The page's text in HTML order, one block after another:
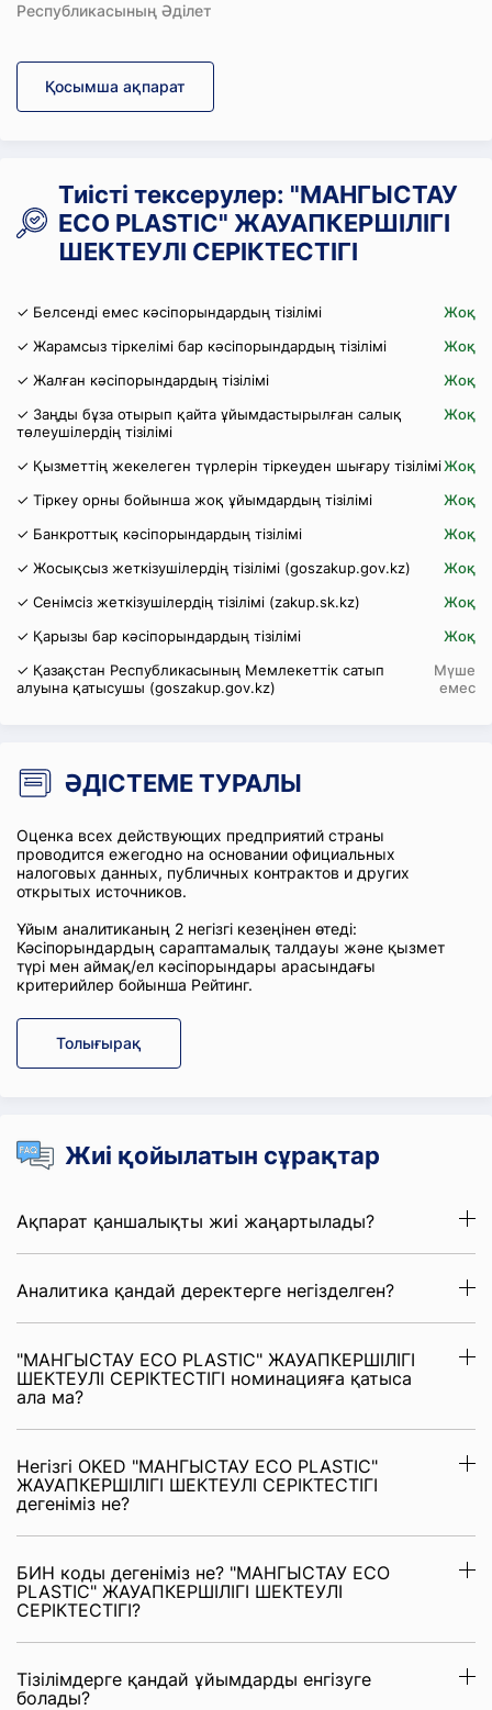
Республикасының Әділет
Қосымша ақпарат
Тиісті тексерулер: "МАНГЫСТАУ
ECO PLASTIC" ЖАУАПКЕРШІЛІГІ
ШЕКТЕУЛІ СЕРІКТЕСТІГІ
✓ Белсенді емес кәсіпорындардың тізілімі
Жоқ
✓ Жарамсыз тіркелімі бар кәсіпорындардың тізілімі
Жоқ
✓ Жалған кәсіпорындардың тізілімі
Жоқ
✓ Заңды бұза отырып қайта ұйымдастырылған салық
төлеушілердің тізілімі
Жоқ
✓ Қызметтің жекелеген түрлерін тіркеуден шығару тізіліміЖоқ
✓ Тіркеу орны бойынша жоқ ұйымдардың тізілімі
Жоқ
✓ Банкроттық кәсіпорындардың тізілімі
Жоқ
✓ Жосықсыз жеткізушілердің тізілімі (goszakup.gov.kz)
Жоқ
✓ Сенімсіз жеткізушілердің тізілімі (zakup.sk.kz)
Жоқ
✓ Қарызы бар кәсіпорындардың тізілімі
Жоқ
✓ Қазақстан Республикасының Мемлекеттік сатып
алуына қатысушы (goszakup.gov.kz)
Мүше
емес
ӘДІСТЕМЕ ТУРАЛЫ
Оценка всех действующих предприятий страны
проводится ежегодно на основании официальных
налоговых данных, публичных контрактов и других
открытых источников.
Ұйым аналитиканың 2 негізгі кезеңінен өтеді:
Кәсіпорындардың сараптамалық талдауы және қызмет
түрі мен аймақ/ел кәсіпорындары арасындағы
критерийлер бойынша Рейтинг.
Толығырақ
Жиі қойылатын сұрақтар
Ақпарат қаншалықты жиі жаңартылады?
Аналитика қандай деректерге негізделген?
"МАНГЫСТАУ ECO PLASTIC" ЖАУАПКЕРШІЛІГІ
ШЕКТЕУЛІ СЕРІКТЕСТІГІ номинацияға қатыса
ала ма?
Негізгі OKED "МАНГЫСТАУ ECO PLASTIC"
ЖАУАПКЕРШІЛІГІ ШЕКТЕУЛІ СЕРІКТЕСТІГІ
дегеніміз не?
БИН коды дегеніміз не? "МАНГЫСТАУ ECO
PLASTIC" ЖАУАПКЕРШІЛІГІ ШЕКТЕУЛІ
СЕРІКТЕСТІГІ?
Тізілімдерге қандай ұйымдарды енгізуге
болады?